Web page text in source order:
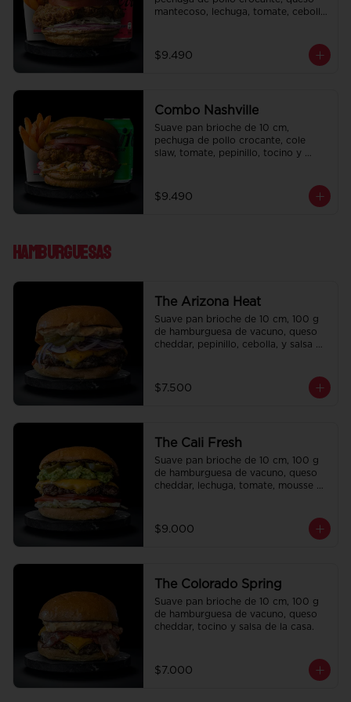
mantecoso, lechuga, tomate, cebolla
salsa de la casa de regalo a elección
y una bebida de 350 cc a elección.
$9.490
Combo Nashville
Suave pan brioche de 10 cm,
pechuga de pollo crocante, cole
slaw, tomate, pepinillo, tocino y
de la casa de regalo a elección y una
bebida de 350 cc a elección.
$9.490
Hamburguesas
The Arizona Heat
Suave pan brioche de 10 cm, 100 g
de hamburguesa de vacuno, queso
cheddar, pepinillo, cebolla, y salsa de
$7.500
The Cali Fresh
Suave pan brioche de 10 cm, 100 g
de hamburguesa de vacuno, queso
cheddar, lechuga, tomate, mousse de
$9.000
The Colorado Spring
Suave pan brioche de 10 cm, 100 g
de hamburguesa de vacuno, queso
cheddar, tocino y salsa de la casa.
$7.000